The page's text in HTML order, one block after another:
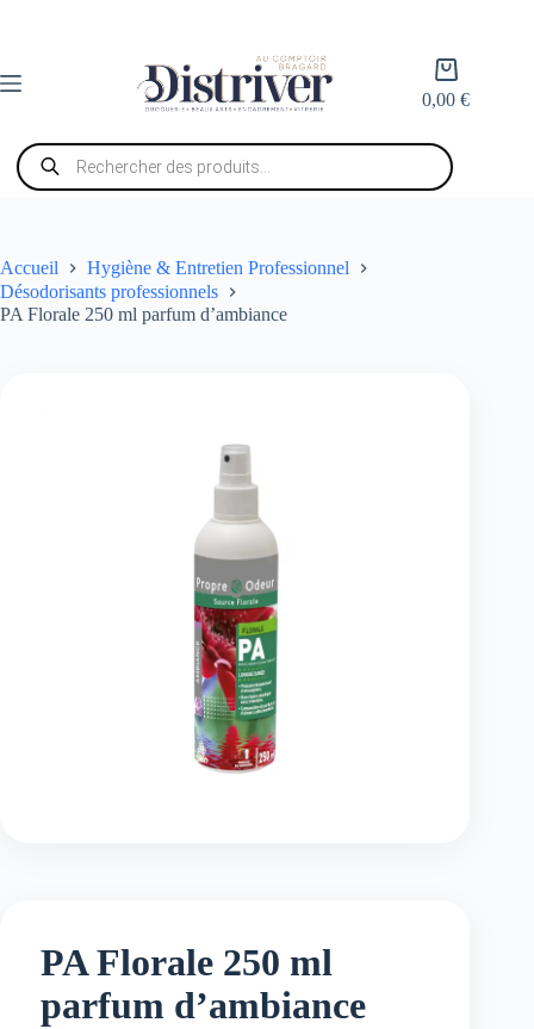
Panier
d’achat
0,00€
Recherche
de
produits
Accueil
Hygiène & Entretien Professionnel
Désodorisants professionnels
PA Florale 250 ml parfum d’ambiance
PA Florale 250 ml
parfum d’ambiance